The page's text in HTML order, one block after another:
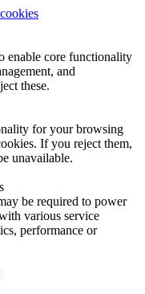
enable core functionality
and
these.
for your browsing
If you reject them,
unavailable.
be required to power
various service
performance or